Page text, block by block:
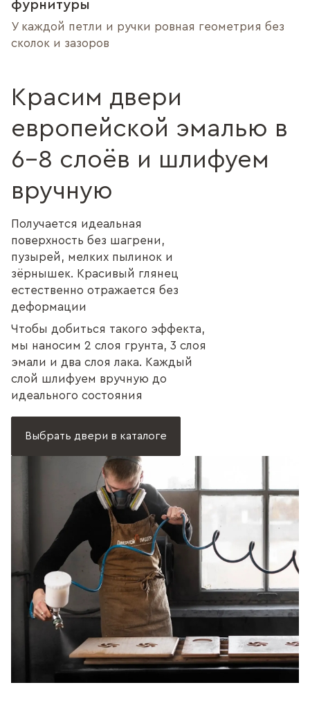
фурнитуры
У каждой петли и ручки ровная геометрия без
сколок и зазоров
Красим двери
европейской эмалью в
6–8 слоёв и шлифуем
вручную
Получается идеальная
поверхность без шагрени,
пузырей, мелких пылинок и
зёрнышек. Красивый глянец
естественно отражается без
деформации
Чтобы добиться такого эффекта,
мы наносим 2 слоя грунта, 3 слоя
эмали и два слоя лака. Каждый
слой шлифуем вручную до
идеального состояния
Выбрать двери в каталоге